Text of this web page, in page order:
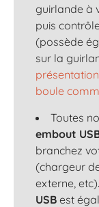
guirlande à
puis
(possède
sur la
boule
Toutes
embout
branchez
(chargeur
externe,
USB est